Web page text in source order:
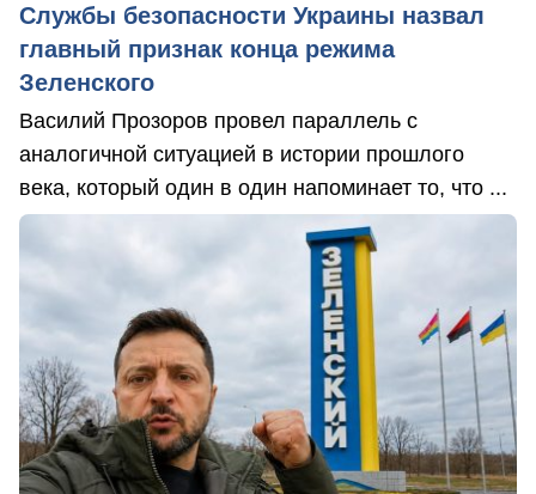
Службы безопасности Украины назвал
главный признак конца режима
Зеленского
Василий Прозоров провел параллель с
аналогичной ситуацией в истории прошлого
века, который один в один напоминает то, что ...